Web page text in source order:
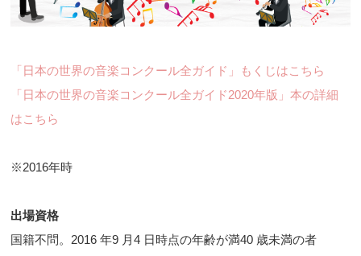
「日本の世界の音楽コンクール全ガイド」もくじはこちら
「日本の世界の音楽コンクール全ガイド2020年版」本の詳細
はこちら
※2016年時
出場資格
国籍不問。2016 年9 月4 日時点の年齢が満40 歳未満の者